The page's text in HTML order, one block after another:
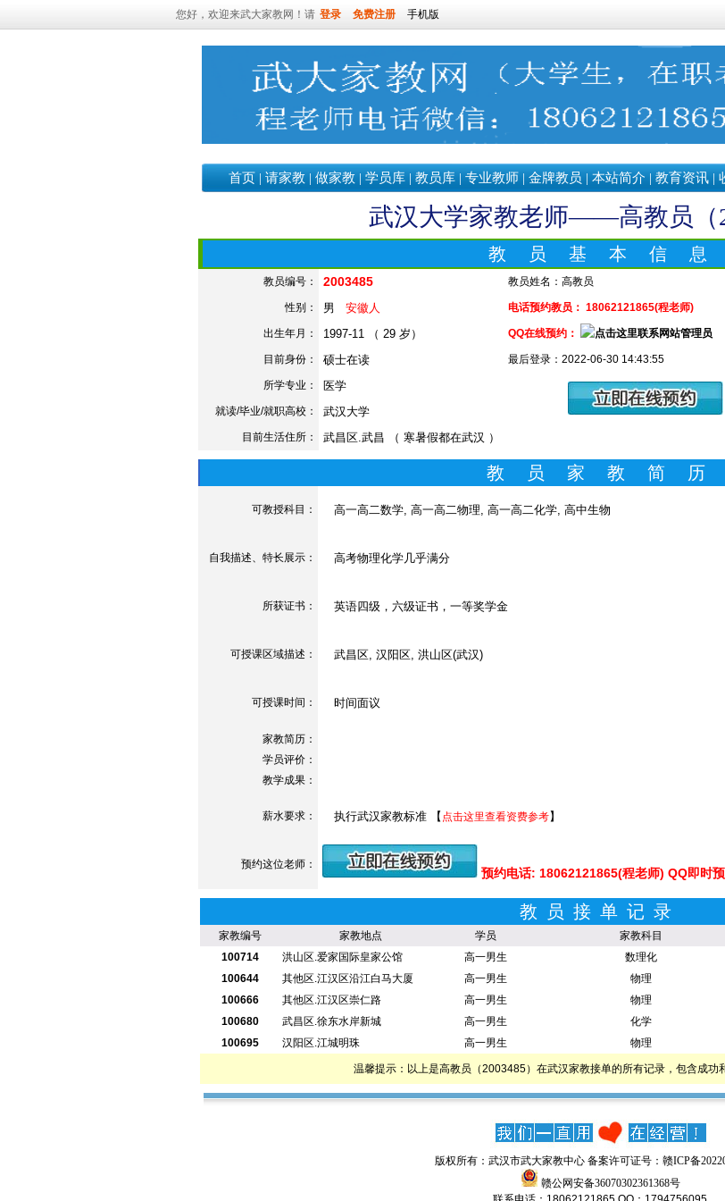
您好，欢迎来武大家教网！请 登录 免费注册 手机版
首页 | 请家教 | 做家教 | 学员库 | 教员库 | 专业教师 | 金牌教员 | 本站简介 | 教育资讯 |
武汉大学家教老师——高教员（
教 员 基 本 信 息
教员编号： 2003485 教员姓名： 高教员
性别： 男 安徽人 电话预约教员： 18062121865(程老师)
出生年月： 1997-11 （ 29 岁） QQ在线预约：
目前身份： 硕士在读 最后登录：2022-06-30 14:43:55
所学专业： 医学
就读/毕业/就职高校： 武汉大学
目前生活住所： 武昌区.武昌 （ 寒暑假都在武汉 ）
教 员 家 教 简 历
可教授科目： 高一高二数学, 高一高二物理, 高一高二化学, 高中生物
自我描述、特长展示 ： 高考物理化学几乎满分
所获证书 ： 英语四级，六级证书，一等奖学金
可授课区域描述： 武昌区, 汉阳区, 洪山区(武汉)
可授课时间： 时间面议
家教简历：
学员评价：
教学成果：
薪水要求： 执行武汉家教标准 【 点击这里查看资费参考】
预约这位老师：
预约电话: 18062121865(程老师) QQ即时
教员接单记录
家教编号 家教地点 学员 家教科目
100714
洪山区.爱家国际皇家公馆 高一男生 数理化
100644
其他区.江汉区沿江白马大厦 高一男生 物理
100666
其他区.江汉区崇仁路 高一男生 物理
100680
武昌区.徐东水岸新城 高一男生 化学
100695
汉阳区.江城明珠 高一男生 物理
温馨提示：以上是高教员（2003485）在武汉家教接单的所有记录，包含成功
版权所有：武汉市武大家教中心 备案许可证号： 赣ICP备
赣公网安备36070302361368号